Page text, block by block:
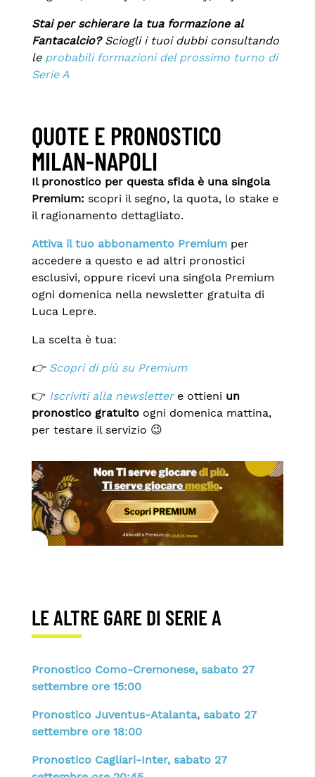
Stai per schierare la tua formazione al
Fantacalcio? Sciogli i tuoi dubbi consultando
le probabili formazioni del prossimo turno di
Serie A
QUOTE E PRONOSTICO
MILAN-NAPOLI
Il pronostico per questa sfida è una singola
Premium: scopri il segno, la quota, lo stake e
il ragionamento dettagliato.
Attiva il tuo abbonamento Premiumper
accedere a questo e ad altri pronostici
esclusivi, oppure ricevi una singola Premium
ogni domenica nella newsletter gratuita di
Luca Lepre.
La scelta è tua:
👉Scopri di più su Premium
👉 Iscriviti alla newslettere ottieni un
pronostico gratuitoogni domenica mattina,
per testare il servizio 😉
LE ALTRE GARE DI SERIE A
Pronostico Como-Cremonese, sabato 27
settembre ore 15:00
Pronostico Juventus-Atalanta, sabato 27
settembre ore 18:00
Pronostico Cagliari-Inter, sabato 27